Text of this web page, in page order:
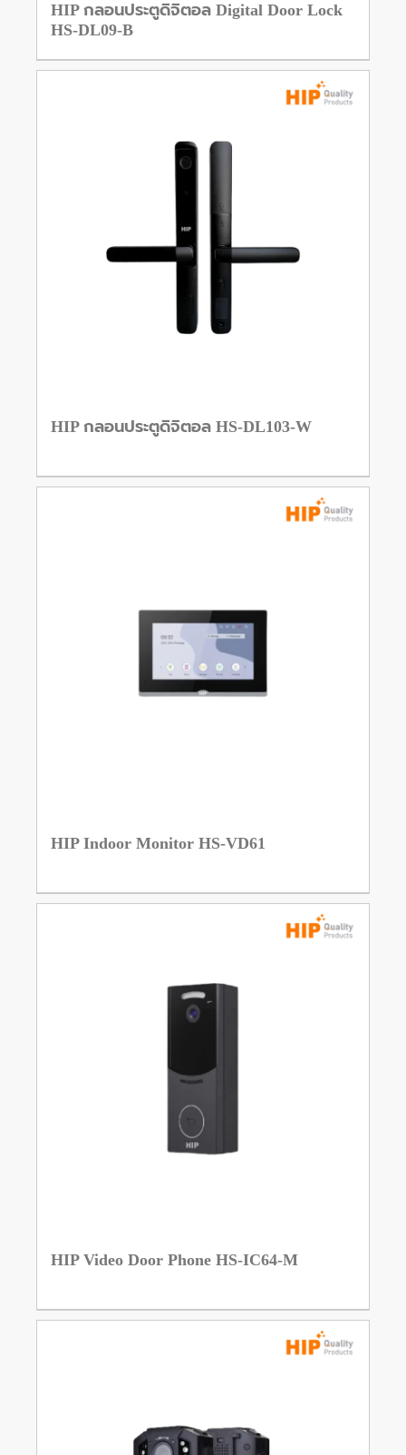
HIP กลอนประตูดิจิตอล Digital Door Lock
HS-DL09-B
HIP กลอนประตูดิจิตอล HS-DL103-W
HIP Indoor Monitor HS-VD61
HIP Video Door Phone HS-IC64-M